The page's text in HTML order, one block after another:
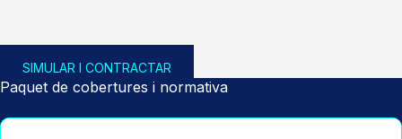
SIMULAR I CONTRACTAR
Paquet de cobertures i normativa